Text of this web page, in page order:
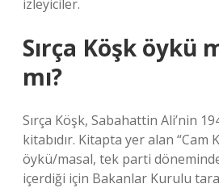
izleyiciler.
Sırça Köşk öykü
mı?
Sırça Köşk, Sabahattin Ali’nin
kitabıdır. Kitapta yer alan “Cam
öykü/masal, tek parti
içerdiği için Bakanlar Kurulu